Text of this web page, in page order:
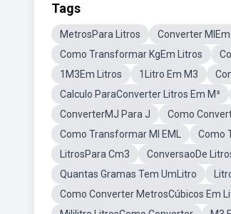
Tags
MetrosPara Litros Converter
Como Transformar KgEm Litros
1M3Em Litros
1Litro Em M3
Calculo ParaConverter Litros Em M³
ConverterMJ Para J
Como
Como Transformar Ml EML
Como
LitrosPara Cm3
ConversaoDe
Quantas Gramas Tem UmLitro
Como Converter MetrosCúbicos Em